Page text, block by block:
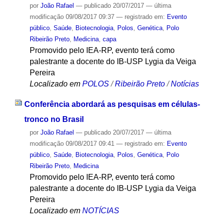
por João Rafael — publicado20/07/2017 — última
modificação09/08/2017 09:37 — registrado em: Evento
público, Saúde, Biotecnologia, Polos Genética, Polo
Ribeirão Preto, Medicina, capa
Promovido pelo IEA-RP, evento terá como
palestrante a docente do IB-USP Lygia da Veiga
Pereira
Localizado em POLOS /Ribeirão Preto /Notícias
Conferência abordará as pesquisas em células-
tronco no Brasil
por João Rafael — publicado20/07/2017 — última
modificação09/08/2017 09:41 — registrado em: Evento
público, Saúde, Biotecnologia, Polos, Genética, Polo
Ribeirão Preto, Medicina
Promovido pelo IEA-RP, evento terá como
palestrante a docente do IB-USP Lygia da Veiga
Pereira
Localizado em NOTÍCIAS